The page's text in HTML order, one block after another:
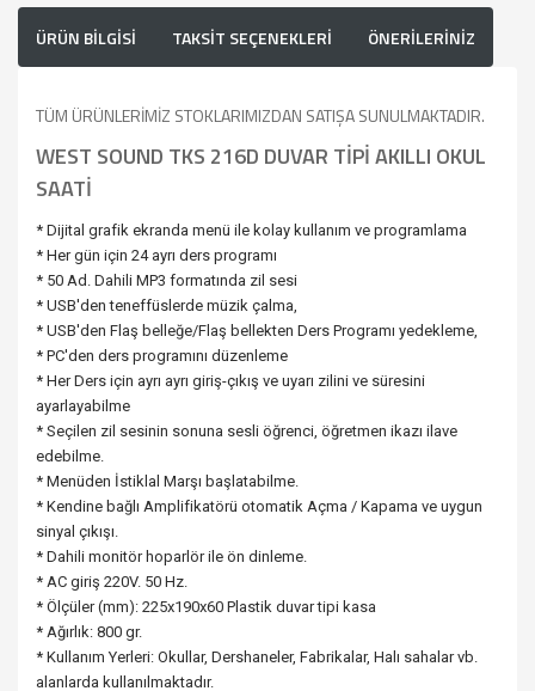
ÜRÜN BİLGİSİ TAKSİT SEÇENEKLERİ ÖNERİLERİNİZ
TÜM ÜRÜNLERİMİZ STOKLARIMIZDAN SATIŞA SUNULMAKTADIR.
WEST SOUND TKS 216D DUVAR TİPİ AKILLI OKUL
SAATİ
* Dijital grafik ekranda menü ile kolay kullanım ve programlama
* Her gün için 24 ayrı ders programı
* 50 Ad. Dahili MP3 formatında zil sesi
* USB'den teneffüslerde müzik çalma,
* USB'den Flaş belleğe/Flaş bellekten Ders Programı yedekleme,
* PC'den ders programını düzenleme
* Her Ders için ayrı ayrı giriş-çıkış ve uyarı zilini ve süresini
ayarlayabilme
* Seçilen zil sesinin sonuna sesli öğrenci, öğretmen ikazı ilave
edebilme.
* Menüden İstiklal Marşı başlatabilme.
* Kendine bağlı Amplifikatörü otomatik Açma / Kapama ve uygun
sinyal çıkışı.
* Dahili monitör hoparlör ile ön dinleme.
* AC giriş 220V. 50 Hz.
* Ölçüler (mm): 225x190x60 Plastik duvar tipi kasa
* Ağırlık: 800 gr.
* Kullanım Yerleri: Okullar, Dershaneler, Fabrikalar, Halı sahalar vb.
alanlarda kullanılmaktadır.